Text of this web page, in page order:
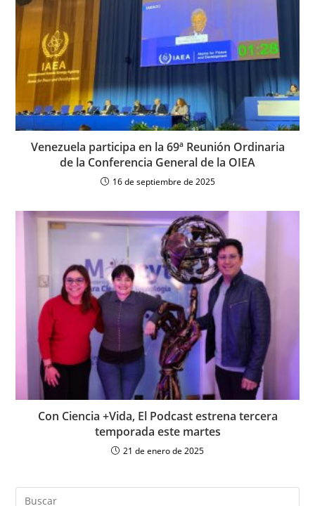
Venezuela participa en la 69ª Reunión Ordinaria
de la Conferencia General de la OIEA
16 de septiembre de 2025
Con Ciencia +Vida, El Podcast estrena tercera
temporada este martes
21 de enero de 2025